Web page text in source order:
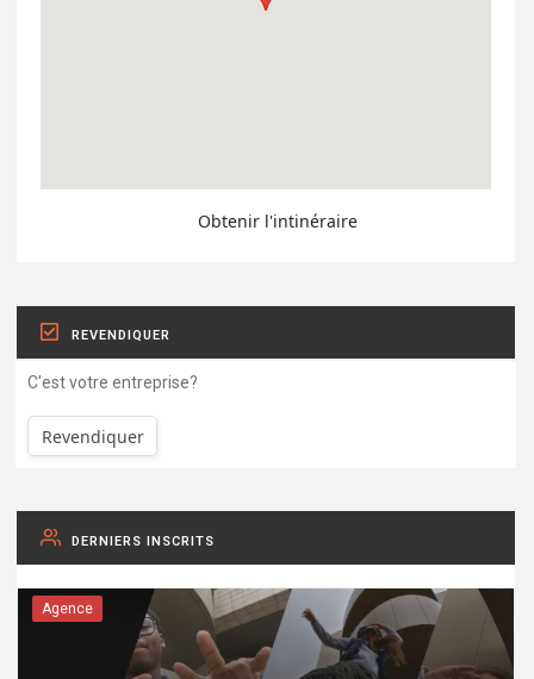
Obtenir l'intinéraire
REVENDIQUER
C'est votre entreprise?
Revendiquer
DERNIERS INSCRITS
Agence